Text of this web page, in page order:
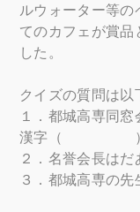
ルウォーター等
てのカフェが賞品
した。
クイズの質問は以
１．都城高専同窓
漢字（
２．名誉会長はだ
３．都城高専の